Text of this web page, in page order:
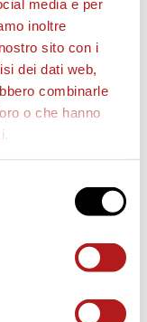
media e per
inoltre
sito con i
dei dati web,
combinarle
o che hanno